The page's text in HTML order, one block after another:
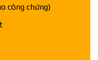
công chứng)